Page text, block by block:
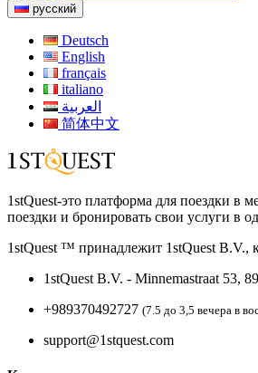
русский
Deutsch
English
français
italiano
العربية
简体中文
1stQuest-это платформа для поездки в
поездки и бронировать свои услуги в
1stQuest ™ принадлежит 1stQuest B.V.,
1stQuest B.V. - Minnemastraat 53,
+989370492727 (7.5 до 3,5 вечера в
support@1stquest.com